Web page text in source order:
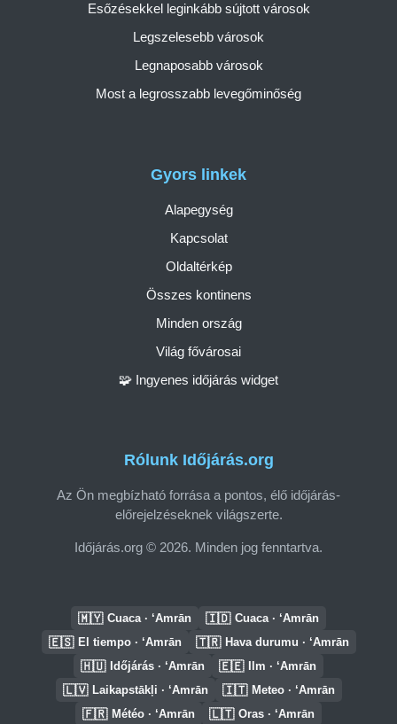
Rólunk Időjárás.org
Az Ön megbízható forrása a pontos, élő időjárás-
előrejelzéseknek világszerte.
Időjárás.org © 2026. Minden jog fenntartva.
Gyors linkek
Alapegység
Kapcsolat
Oldaltérkép
Összes kontinens
Minden ország
Világ fővárosai
🧩 Ingyenes időjárás widget
Esőzésekkel leginkább sújtott városok
Legszelesebb városok
Legnaposabb városok
Most a legrosszabb levegőminőség
🇲🇾 Cuaca · ‘Amrān 🇮🇩 Cuaca · ‘Amrān
🇪🇸 El tiempo · ‘Amrān 🇹🇷 Hava durumu · ‘Amrān
🇭🇺 Időjárás · ‘Amrān 🇪🇪 Ilm · ‘Amrān
🇱🇻 Laikapstākļi · ‘Amrān 🇮🇹 Meteo · ‘Amrān
🇫🇷 Météo · ‘Amrān 🇱🇹 Oras · ‘Amrān